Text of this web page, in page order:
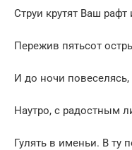
Струи крутят Ваш рафт
Пережив пятьсот
И до ночи повеселясь,
Наутро, с радостным
Гулять в именьи. В ту